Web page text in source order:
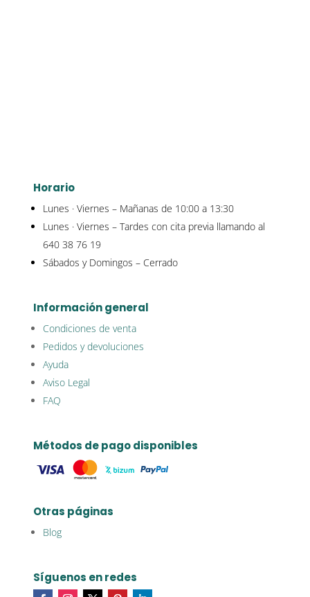
Horario
Lunes · Viernes – Mañanas de 10:00 a 13:30
Lunes · Viernes – Tardes con cita previa llamando al
640 38 76 19
Sábados y Domingos – Cerrado
Información general
Condiciones de venta
Pedidos y devoluciones
Ayuda
Aviso Legal
FAQ
Métodos de pago disponibles
Otras páginas
Blog
Síguenos en redes